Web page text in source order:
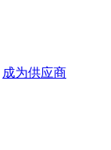
成为供应商